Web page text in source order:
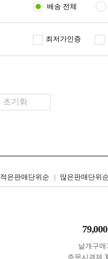
배송 전체
최저가인증
적은판매단위순 많은판매단위순
79,000
낱개구매
주문시결제